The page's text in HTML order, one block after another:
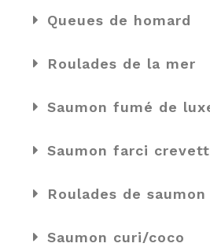
Queues de homard
Roulades de la mer
Saumon fumé de
Saumon farci
Roulades de
Saumon curi/coco